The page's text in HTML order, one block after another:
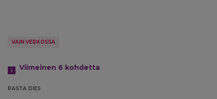
VAIN VERKOSSA
Viimeinen 6 kohdetta
PASTA DIES